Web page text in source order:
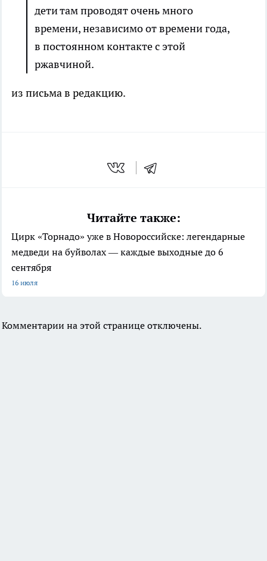
дети там проводят очень много
времени, независимо от времени года,
в постоянном контакте с этой
ржавчиной.
из письма в редакцию.
Читайте также:
Цирк «Торнадо» уже в Новороссийске: легендарные
медведи на буйволах — каждые выходные до 6
сентября
16 июля
Комментарии на этой странице отключены.